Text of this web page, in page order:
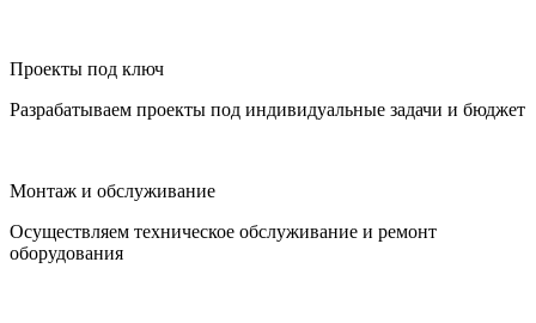
Проекты под ключ
Разрабатываем проекты под индивидуальные задачи и бюджет
Монтаж и обслуживание
Осуществляем техническое обслуживание и ремонт
оборудования